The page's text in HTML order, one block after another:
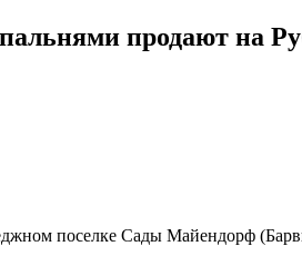
продают на
поселке Сады Майендорф